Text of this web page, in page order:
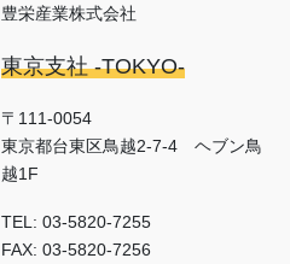
豊栄産業株式会社
東京支社 -TOKYO-
〒111-0054
東京都台東区鳥越2-7-4 ヘブン鳥
越1F
TEL: 03-5820-7255
FAX: 03-5820-7256